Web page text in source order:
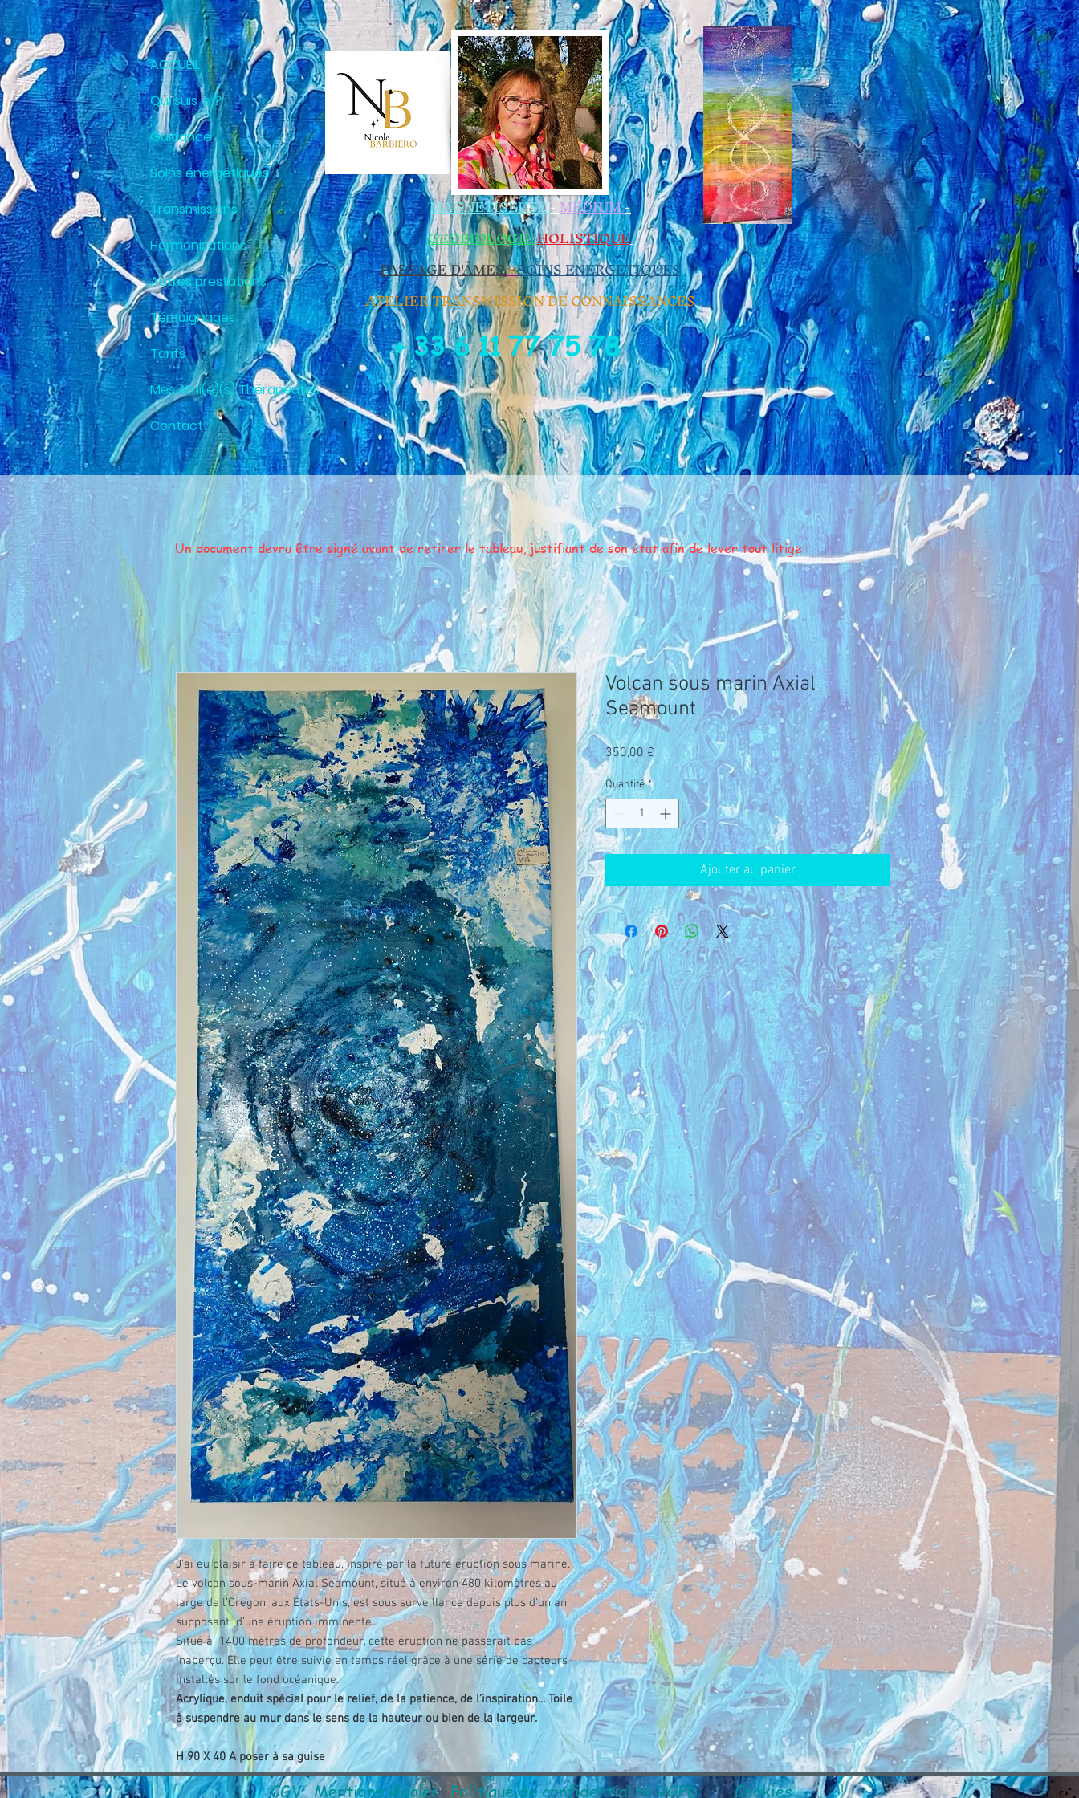
Retrouvez Nicole BARBIERO sur Resalib : annuaire, référencement et prise de rendez-vous pour les Magnétiseurs
ACCUEIL
Qui suis je ?
Guidance
Soins énergétiques
Transmissions
Harmonisations
Autres prestations
Témoignages
Tarifs
Mes Ami(e)(s) Thérapeutes
Contact
MAGNETISEUSE-MEDIUM-
GEOBIOLOGIE​HOLISTIQUE​
PASSAGE D'ÂMES-SOINS ENERGETIQUES
ATELIER TRANSMISSION DE CONNAISSANCES
+ 33 6 11 77 75 78
Un document devra être signé avant de retirer le tableau, justifiant de son état afin de lever tout litige
J'ai eu plaisir à faire ce tableau, inspiré par la future éruption sous marine.
Le volcan sous-marin Axial Seamount, situé à environ 480 kilomètres au
large de l’Oregon, aux États-Unis, est sous surveillance depuis plus d'un an,
supposant d’une éruption imminente.
Situé à 1400 mètres de profondeur, cette éruption ne passerait pas
inaperçu. Elle peut être suivie en temps réel grâce à une série de capteurs
installés sur le fond océanique.
Acrylique, enduit spécial pour le relief, de la patience, de l'inspiration... Toile
à suspendre au mur dans le sens de la hauteur ou bien de la largeur.
H 90 X 40 A poser à sa guise
Volcan sous marin Axial
Seamount
350,00 €Prix
Quantité *
Ajouter au panier
CGV Mentions légales Politique de confidentialité RGPD Cookies